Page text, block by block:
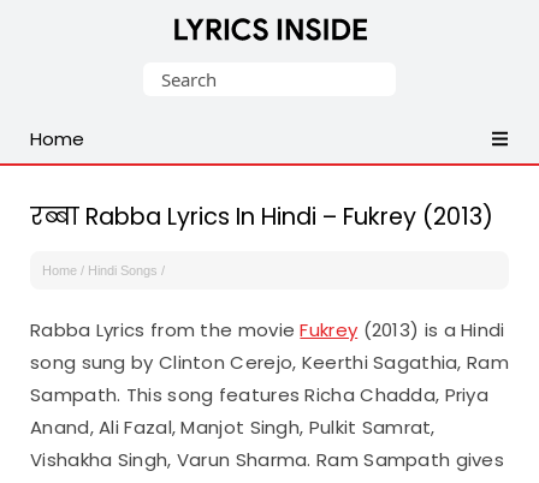
Malayalam,
English,
Songs
Search
Home
रब्बा Rabba Lyrics In Hindi – Fukrey (2013)
Home / Hindi Songs /
Rabba Lyrics from the movieFukrey (2013) is a Hindi
song sung by Clinton Cerejo, Keerthi Sagathia, Ram
Sampath. This song features Richa Chadda, Priya
Anand, Ali Fazal, Manjot Singh, Pulkit Samrat,
Vishakha Singh, Varun Sharma. Ram Sampath gives